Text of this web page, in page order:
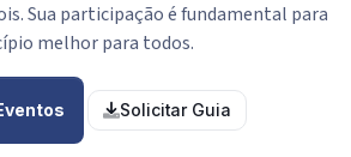
Sua participação é fundamental para
melhor para todos.
Solicitar Guia